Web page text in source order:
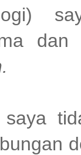
saya